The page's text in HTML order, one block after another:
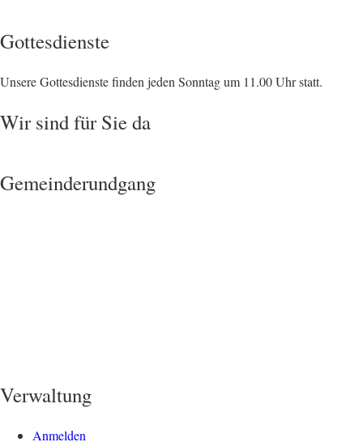
Gottesdienste
Unsere Gottesdienste finden jeden Sonntag um 11.00 Uhr statt.
Wir sind für Sie da
Gemeinderundgang
Verwaltung
Anmelden